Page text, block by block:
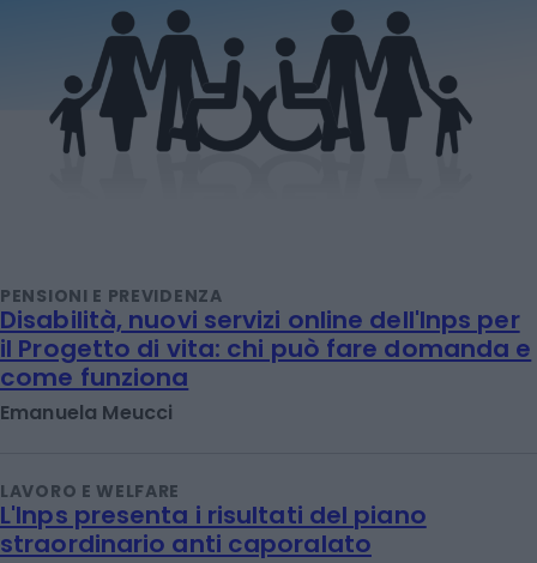
PENSIONI E PREVIDENZA
Disabilità, nuovi servizi online dell'Inps per
il Progetto di vita: chi può fare domanda e
come funziona
Emanuela Meucci
LAVORO E WELFARE
L'Inps presenta i risultati del piano
straordinario anti caporalato